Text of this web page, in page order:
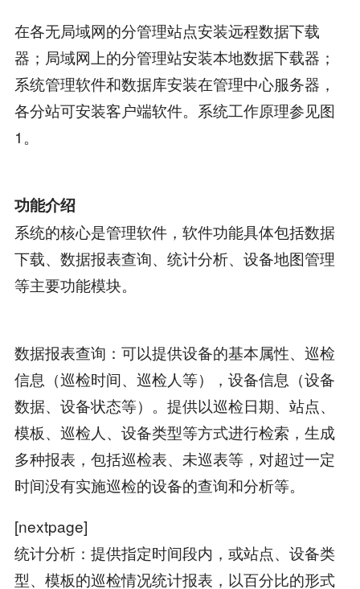
在各无局域网的分管理站点安装远程数据下载
器；局域网上的分管理站安装本地数据下载器；
系统管理软件和数据库安装在管理中心服务器，
各分站可安装客户端软件。系统工作原理参见图
1。
功能介绍
系统的核心是管理软件，软件功能具体包括数据
下载、数据报表查询、统计分析、设备地图管理
等主要功能模块。
数据报表查询：可以提供设备的基本属性、巡检
信息（巡检时间、巡检人等），设备信息（设备
数据、设备状态等）。提供以巡检日期、站点、
模板、巡检人、设备类型等方式进行检索，生成
多种报表，包括巡检表、未巡表等，对超过一定
时间没有实施巡检的设备的查询和分析等。
[nextpage]
统计分析：提供指定时间段内，或站点、设备类
型、模板的巡检情况统计报表，以百分比的形式